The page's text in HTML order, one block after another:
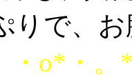
りで、
・o*・